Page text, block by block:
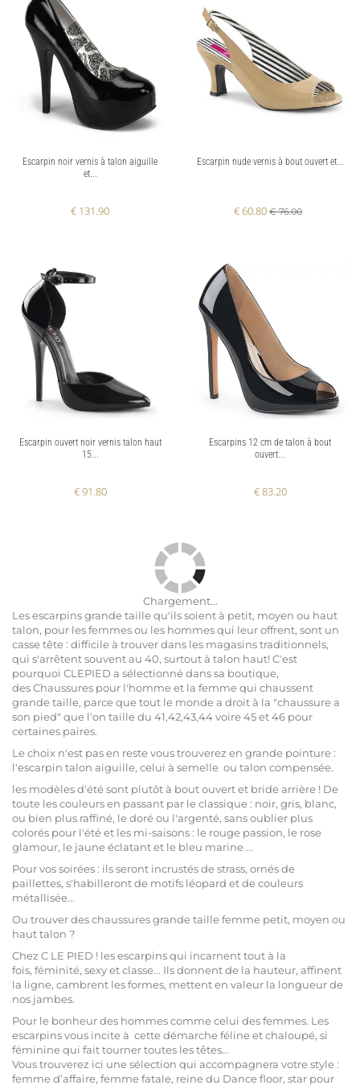
Escarpin noir vernis à talon aiguille
et...
€ 131.90
Escarpin nude vernis à bout ouvert et...
€ 60.80 € 76.00
Escarpin ouvert noir vernis talon haut
15...
€ 91.80
Escarpins 12 cm de talon à bout
ouvert...
€ 83.20
Chargement...
Lesescarpins grande taille qu'ils soient à petit, moyen ou haut
talon, pour lesfemmesou les hommesqui leur offrent, sont un
casse tête : difficile à trouver dans les magasins traditionnels,
qui s'arrêtent souvent au 40, surtout à talon haut! C'est
pourquoi CLEPIED a sélectionné dans sa boutique,
desChaussures pour l'hommeet la femmequi chaussent
grande taille, parce que tout le monde a droit à la "chaussure a
son pied" que l'on taille du 41,42,43,44 voire 45 et 46 pour
certaines paires.
Le choix n'est pas en reste vous trouverez en grande pointure :
l'escarpin talon aiguille, celui à semelle ou talon compensée.
les modèles d'étésont plutôt à bout ouvert et bride arrière ! De
toute les couleursen passant par le classique : noir, gris, blanc,
ou bien plus raffiné, ledoréou l'argenté, sans oublier plus
colorés pour l'été et les mi-saisons : le rouge passion, le rose
glamour, le jaune éclatantet le bleu marine ...
Pour vossoirées: ils seront incrustés destrass, ornés de
paillettes, s'habilleront de motifs léopard et decouleurs
métallisée...
Ou trouver des chaussures grande taille femme petit, moyen ou
haut talon ?
Chez C LE PIED ! lesescarpinsqui incarnent tout à la
fois, féminité, sexyetclasse... Ils donnent de la hauteur, affinent
la ligne, cambrent les formes, mettent en valeur la longueur de
nos jambes.
Pour le bonheur des hommescomme celui desfemmes. Les
escarpins vous incite à cettedémarche féline et chaloupé, si
fémininequi fait tourner toutes les têtes...
Vous trouverez ici une sélection qui accompagnera votre style :
femme d’affaire, femme fatale, reine du Dance floor, star pour